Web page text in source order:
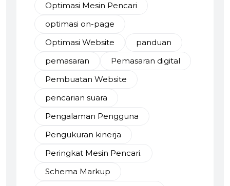
Optimasi Mesin Pencari
optimasi on-page
Optimasi Website
panduan
pemasaran
Pemasaran digital
Pembuatan Website
pencarian suara
Pengalaman Pengguna
Pengukuran kinerja
Peringkat Mesin Pencari.
Schema Markup